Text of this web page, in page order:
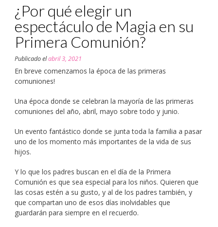
¿Por qué elegir un
espectáculo de Magia en su
Primera Comunión?
Publicado elabril 3, 2021
En breve comenzamos la época de las primeras
comuniones!
Una época donde se celebran la mayoría de las primeras
comuniones del año, abril, mayo sobre todo y junio.
Un evento fantástico donde se junta toda la familia a pasar
uno de los momento más importantes de la vida de sus
hijos.
Y lo que los padres buscan en el día de la Primera
Comunión es que sea especial para los niños. Quieren que
las cosas estén a su gusto, y al de los padres también, y
que compartan uno de esos días inolvidables que
guardarán para siempre en el recuerdo.